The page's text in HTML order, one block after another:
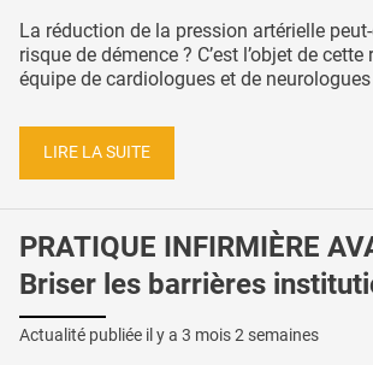
La réduction de la pression artérielle
risque de démence ? C’est l’objet de cette
équipe de cardiologues et de neurologues
LIRE LA SUITE
PRATIQUE INFIRMIÈRE
Briser les barrières
Actualité publiée il y a 3 mois 2 semaines